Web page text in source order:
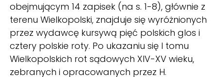
obejmującym 14 zapisek (na s. 1-8), głównie z
terenu Wielkopolski, znajduje się wyróżnionych
przez wydawcę kursywą pięć polskich glos i
cztery polskie roty. Po ukazaniu się I tomu
Wielkopolskich rot sądowych XIV-XV wieku,
zebranych i opracowanych przez H.